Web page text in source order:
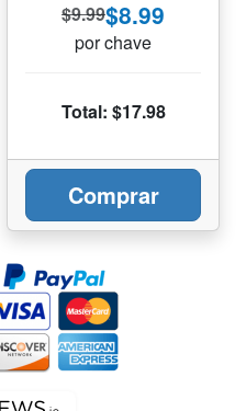
$9.99$8.99
por chave
Total: $17.98
Comprar